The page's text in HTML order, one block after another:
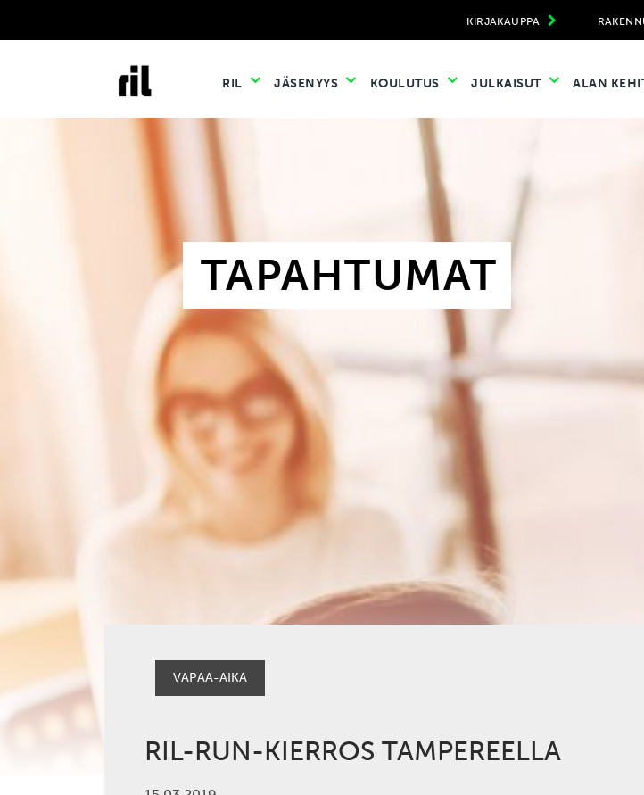
KIRJAKAUPPA
RIL JÄSENYYS KOULUTUS JULKAISUT ALAN
TAPAHTUMAT
VAPAA-AIKA
RIL-RUN-KIERROS TAMPEREELLA